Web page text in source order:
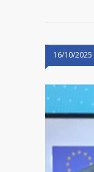
16/10/2025